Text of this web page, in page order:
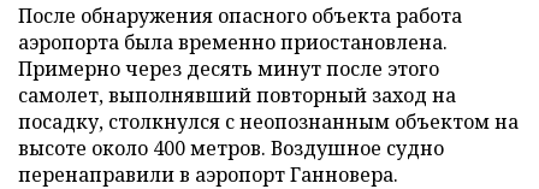
После обнаружения опасного объекта работа
аэропорта была временно приостановлена.
Примерно через десять минут после этого
самолет, выполнявший повторный заход на
посадку, столкнулся с неопознанным объектом на
высоте около 400 метров. Воздушное судно
перенаправили в аэропорт Ганновера.